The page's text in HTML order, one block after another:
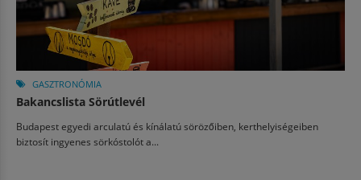
GASZTRONÓMIA
Bakancslista Sörútlevél
Budapest egyedi arculatú és kínálatú sörözőiben, kerthelyiségeiben
biztosít ingyenes sörkóstolót a...